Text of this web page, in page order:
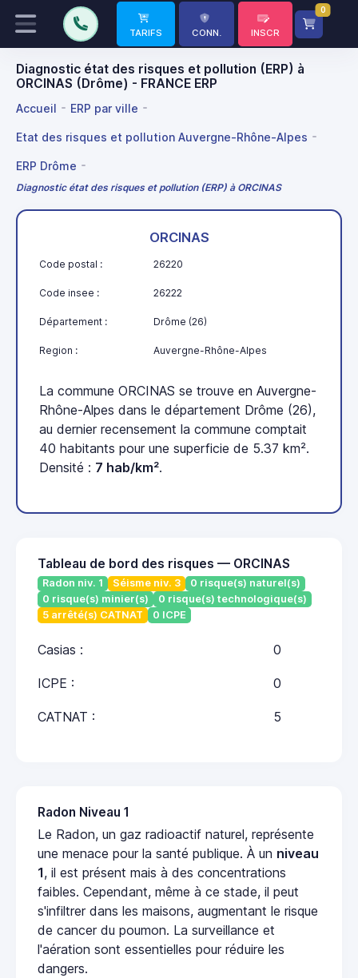
TARIFS CONN. INSCR
0
Diagnostic état des risques et pollution (ERP) à
ORCINAS (Drôme) - FRANCE ERP
Accueil ERP par ville
Etat des risques et pollution Auvergne-Rhône-Alpes
ERP Drôme
Diagnostic état des risques et pollution (ERP) à ORCINAS
ORCINAS
Code postal : 26220
Code insee : 26222
Département : Drôme (26)
Region : Auvergne-Rhône-Alpes
La commune ORCINAS se trouve en Auvergne-
Rhône-Alpes dans le département Drôme (26),
au dernier recensement la commune comptait
40 habitants pour une superficie de 5.37 km².
Densité : 7 hab/km².
Tableau de bord des risques — ORCINAS
Radon niv. 1 Séisme niv. 3
0 risque(s) naturel(s)
0 risque(s) minier(s)
0 risque(s) technologique(s)
5 arrêté(s) CATNAT
0 ICPE
Casias : 0
ICPE : 0
CATNAT : 5
Radon Niveau 1
Le Radon, un gaz radioactif naturel, représente
une menace pour la santé publique. À un niveau
1, il est présent mais à des concentrations
faibles. Cependant, même à ce stade, il peut
s'infiltrer dans les maisons, augmentant le risque
de cancer du poumon. La surveillance et
l'aération sont essentielles pour réduire les
dangers.